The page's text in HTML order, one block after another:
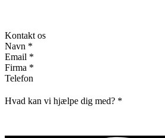
Kontakt os
Navn *
Email *
Firma *
Telefon
Hvad kan vi hjælpe dig med? *